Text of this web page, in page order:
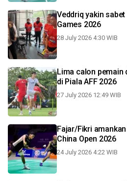
Veddriq yakin
Games 2026
28 July 2026 4:30 WIB
Lima calon pemain
di Piala AFF 2026
27 July 2026 12:49 WIB
Fajar/Fikri
China Open 2026
24 July 2026 4:22 WIB